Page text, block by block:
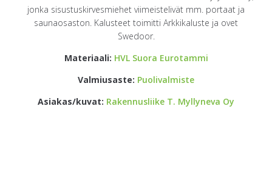
jonka sisustuskirvesmiehet viimeistelivät mm. portaat ja
saunaosaston. Kalusteet toimitti Arkkikaluste ja ovet
Swedoor.
Materiaali: HVL Suora Eurotammi
Valmiusaste: Puolivalmiste
Asiakas/kuvat: Rakennusliike T. Myllyneva Oy